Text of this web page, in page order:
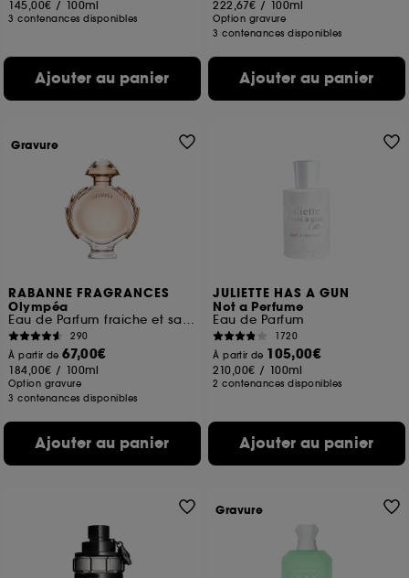
145,00€ / 100ml
3 contenances disponibles
Ajouter au panier
222,67€ / 100ml
Option gravure
3 contenances disponibles
Ajouter au panier
RABANNE FRAGRANCES
Olympéa
Eau de Parfum fraiche et salée
290
À partir de67,00€
184,00€ / 100ml
Option gravure
3 contenances disponibles
Ajouter au panier
Gravure
JULIETTE HAS A GUN
Not a Perfume
Eau de Parfum
1720
À partir de 105,00€
210,00€ / 100ml
2 contenances disponibles
Ajouter au panier
Gravure